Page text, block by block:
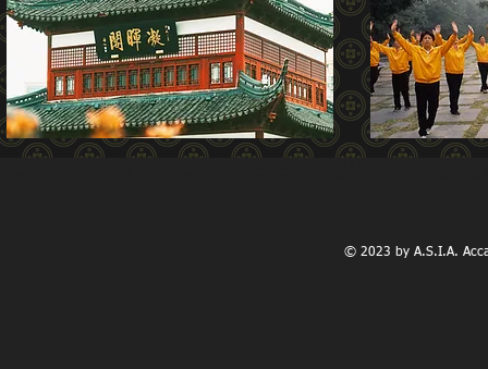
© 2023 by A.S.I.A.